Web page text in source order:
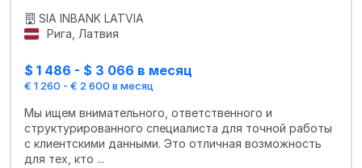
SIA INBANK LATVIA
Рига, Латвия
$ 1 486 - $ 3 066 в месяц
€ 1 260 - € 2 600 в месяц
Мы ищем внимательного, ответственного и
структурированного специалиста для точной работы
с клиентскими данными. Это отличная возможность
для тех, кто ...